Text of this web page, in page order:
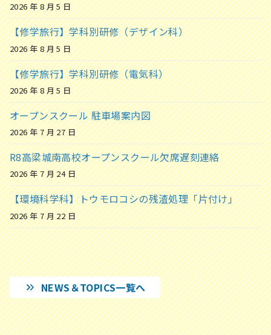
2026 年 8 月 5 日
【修学旅行】学科別研修（デザイン科）
2026 年 8 月 5 日
【修学旅行】学科別研修（電気科）
2026 年 8 月 5 日
オープンスクール 駐車場案内図
2026 年 7 月 27 日
R8高梁城南高校オープンスクール欠席遅刻連絡
2026 年 7 月 24 日
【環境科学科】トウモロコシの残渣処理「片付け」
2026 年 7 月 22 日
NEWS＆TOPICS一覧へ